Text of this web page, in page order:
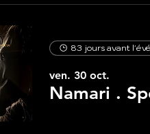
83 jours avant
ven. 30 oct.
Namari .